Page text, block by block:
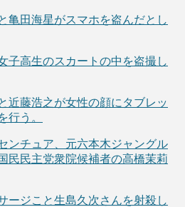
亀田海星がスマホを盗んだとし
子高生のスカートの中を盗撮し
近藤浩之が女性の顔にタブレッ
行う。
ンチュア、元六本木ジャングル
民民主党衆院候補者の高橋茉莉
ージこと生島久次さんを射殺し